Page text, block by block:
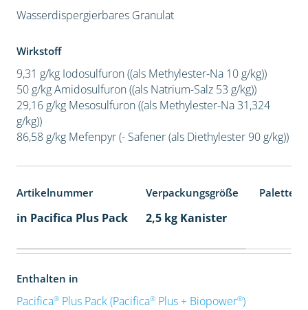
Wasserdispergierbares Granulat
Wirkstoff
9,31 g/kg Iodosulfuron ((als Methylester-Na 10 g/kg))
50 g/kg Amidosulfuron ((als Natrium-Salz 53 g/kg))
29,16 g/kg Mesosulfuron ((als Methylester-Na 31,324
g/kg))
86,58 g/kg Mefenpyr (- Safener (als Diethylester 90 g/kg))
Artikelnummer Verpackungsgröße
in Pacifica Plus Pack 2,5 kg Kanister
Enthalten in
Pacifica®Plus Pack (Pacifica®Plus + Biopower®)